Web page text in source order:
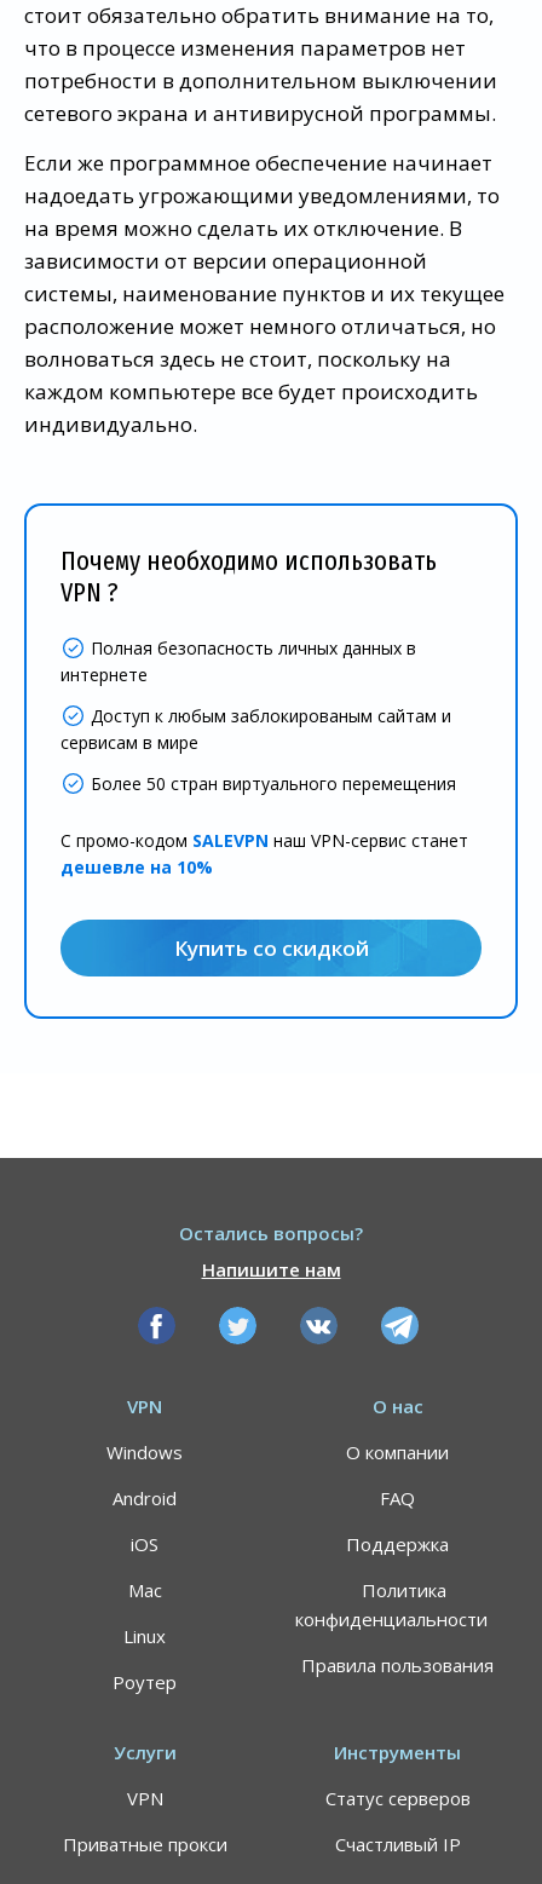
стоит обязательно обратить внимание на то,
что в процессе изменения параметров нет
потребности в дополнительном выключении
сетевого экрана и антивирусной программы.
Если же программное обеспечение начинает
надоедать угрожающими уведомлениями, то
на время можно сделать их отключение. В
зависимости от версии операционной
системы, наименование пунктов и их текущее
расположение может немного отличаться, но
волноваться здесь не стоит, поскольку на
каждом компьютере все будет происходить
индивидуально.
Почему необходимо использовать
VPN ?
Полная безопасность личных данных в
интернете
Доступ к любым заблокированым сайтам и
сервисам в мире
Более 50 стран виртуального перемещения
С промо-кодом SALEVPN наш VPN-сервис станет
дешевле на 10%
Купить со скидкой
Остались вопросы?
Напишите нам
VPN
Windows
Android
iOS
Mac
Linux
Роутер
О нас
О компании
FAQ
Поддержка
Политика
конфиденциальности
Правила пользования
Услуги
VPN
Приватные прокси
Инструменты
Статус серверов
Счастливый IP